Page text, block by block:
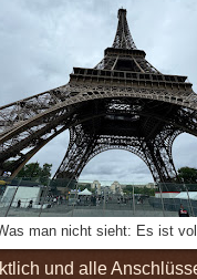
man nicht sieht: Es ist
und alle